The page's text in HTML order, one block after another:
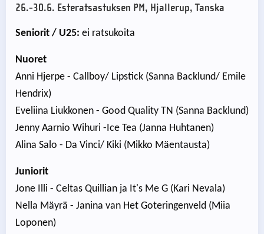
26.-30.6. Esteratsastuksen PM, Hjallerup, Tanska
Seniorit / U25: ei ratsukoita
Nuoret
Anni Hjerpe - Callboy/ Lipstick (Sanna Backlund/ Emile
Hendrix)
Eveliina Liukkonen - Good Quality TN (Sanna Backlund)
Jenny Aarnio Wihuri -Ice Tea (Janna Huhtanen)
Alina Salo - Da Vinci/ Kiki (Mikko Mäentausta)
Juniorit
Jone Illi - Celtas Quillian ja It's Me G (Kari Nevala)
Nella Mäyrä - Janina van Het Goteringenveld (Miia
Loponen)